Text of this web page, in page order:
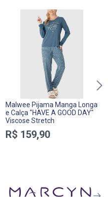
Malwee Pijama Manga Longa
e Calça "HAVE A GOOD DAY"
Viscose Stretch
R$ 159,90